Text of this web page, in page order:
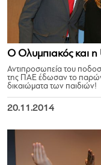
Ο Ολυμπιακός και
Αντιπροσωπεία του
της ΠΑΕ έδωσαν το
δικαιώματα των παιδιών!
20.11.2014